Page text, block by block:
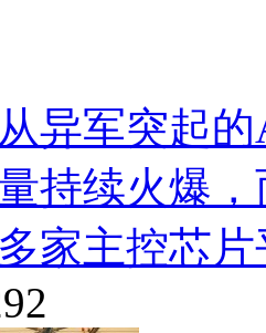
异军突起
持续火爆
家主控芯